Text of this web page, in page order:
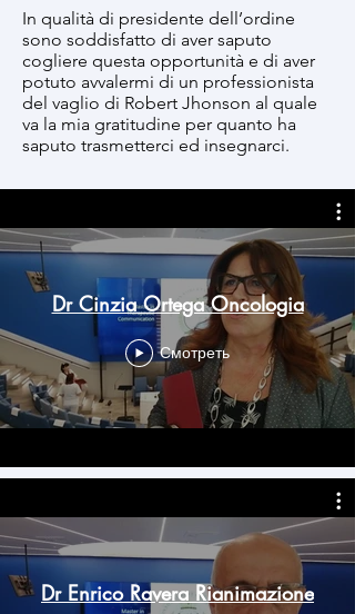
In qualità di presidente dell’ordine
sono soddisfatto di aver saputo
cogliere questa opportunità e di aver
potuto avvalermi di un professionista
del vaglio di Robert Jhonson al quale
va la mia gratitudine per quanto ha
saputo trasmetterci ed insegnarci.
Dr Cinzia Ortega Oncologia
Смотреть
Dr Enrico Ravera Rianimazione